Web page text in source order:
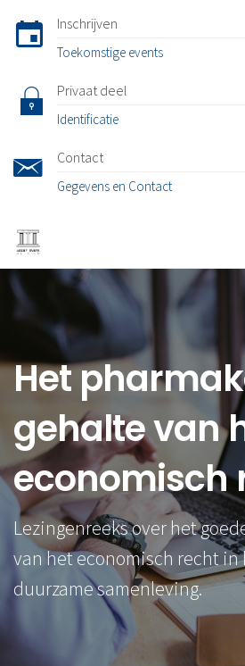
Inschrijven
Toekomstige events
Privaat deel
Identificatie
Contact
Gegevens en Contact
Het
gehalte van
economisch
Lezingenreeks over het
van het economisch recht in
duurzame samenleving.